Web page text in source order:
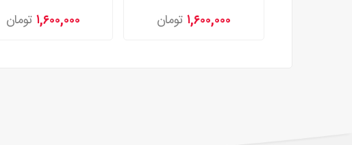
۱,۶۰۰,۰۰۰تومان ۱,۶۰۰,۰۰۰ تومان